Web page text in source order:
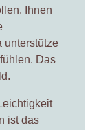
Ihnen
unterstütze
Das
ist das